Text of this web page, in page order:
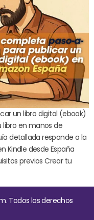
un libro digital (ebook)
libro en manos de
detallada responde a la
Kindle desde España
previos Crear tu
Todos los derechos